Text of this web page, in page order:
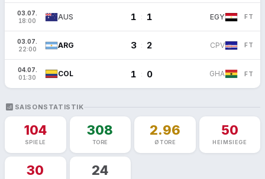
03.07.
18:00
AUS 1 : 1 EGY FT
03.07.
22:00
ARG 3 : 2 CPV FT
04.07.
01:30
COL 1 : 0 GHA FT
ANALYTICS SAISONSTATISTIK
104
SPIELE
308
TORE
2.96
Ø TORE
50
HEIMSIEGE
30 24